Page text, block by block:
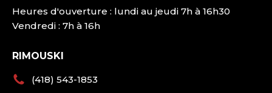
Heures d'ouverture : lundi au jeudi 7h à 16h30
Vendredi : 7h à 16h
RIMOUSKI
(418) 543-1853